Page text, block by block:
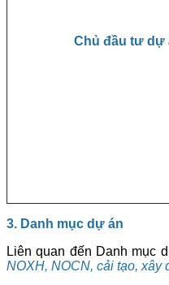
Chủ đầu tư dự
3. Danh mục dự án
Liên quan đến Danh mục
NOXH, NOCN, cải tạo, xây